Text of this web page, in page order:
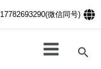
17782693290(微信同号)
搜